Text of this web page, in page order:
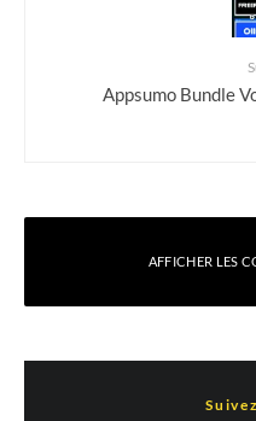
Appsumo Bundle
AFFICHER LES